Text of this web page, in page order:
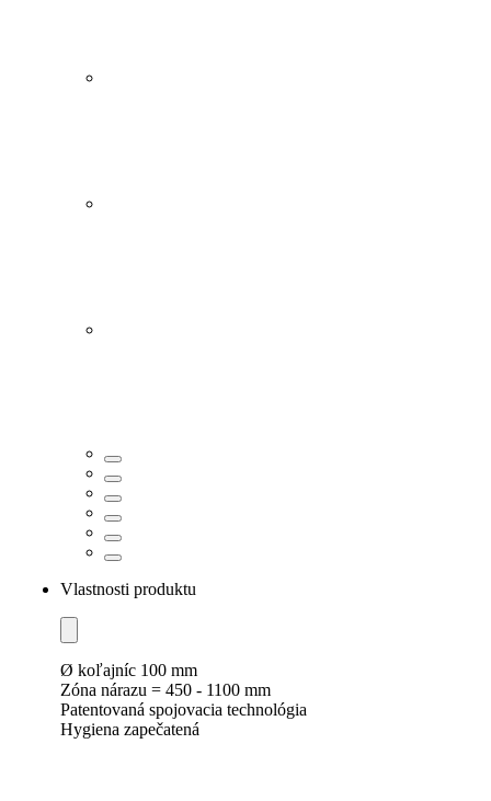
Vlastnosti produktu
Ø koľajníc 100 mm
Zóna nárazu = 450 - 1100 mm
Patentovaná spojovacia technológia
Hygiena zapečatená